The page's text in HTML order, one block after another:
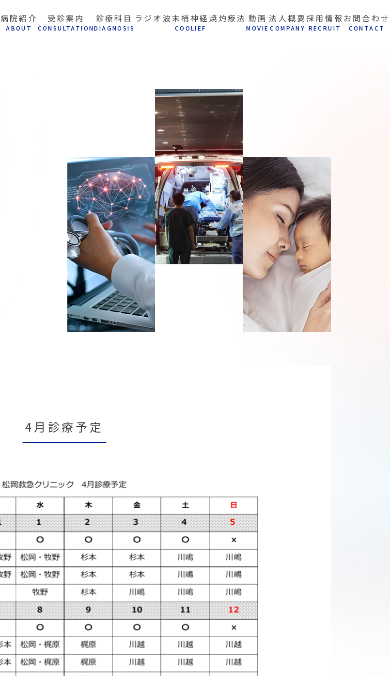
病院紹介
ABOUT
受診案内
CONSULTATION
診療科目
D IAGNOSIS
ラジオ波末梢神経焼灼療法
COOLIEF
動画
MOVIE
法人概要
COMPANY
採用情報
RECRUIT
お問合わせ
CONTACT
4月診療予定